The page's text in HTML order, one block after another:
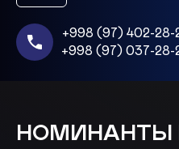
+998 (97) 402-28-
+998 (97) 037-28-
НОМИНАНТЫ